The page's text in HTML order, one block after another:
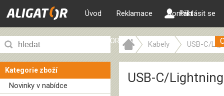
Úvod Reklamace Kontakt
ALIGATOR web
Přihlásit se
Kategorie zboží
Novinky v nabídce
Kabely USB-C/
USB-C/